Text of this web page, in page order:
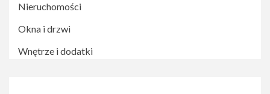
Nieruchomości
Okna i drzwi
Wnętrze i dodatki